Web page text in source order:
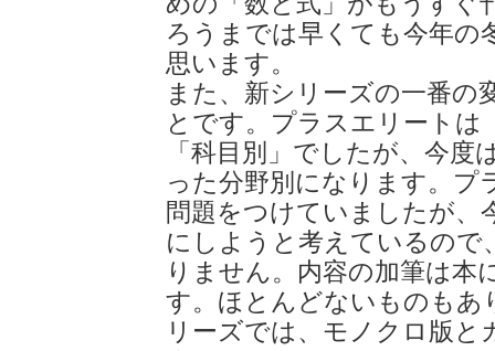
ろうまでは早くても今年の
思います。
また、新シリーズの一番の
とです。プラスエリートは
「科目別」でしたが、今度
った分野別になります。プ
問題をつけていましたが、
にしようと考えているので
りません。内容の加筆は本
す。ほとんどないものもあ
リーズでは、モノクロ版